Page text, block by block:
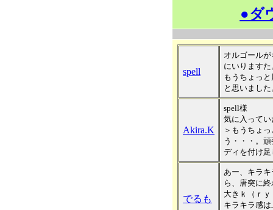
●ダ
spell
オルゴール
にいりますた
もうちょっ
と思いました
Akira.K
spell様
気に入って
＞もうちょ
う・・・。
ディを付け
でるも
あー、キラ
ら、唐突に
大きｋ（ｒｙ
キラキラ感